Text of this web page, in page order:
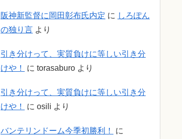
阪神新監督に岡田彰布氏内定 に しろぽん
の独り言 より
引き分けって、実質負けに等しい引き分
けや！
に torasaburo より
引き分けって、実質負けに等しい引き分
けや！
に osili より
バンテリンドーム今季初勝利！
に